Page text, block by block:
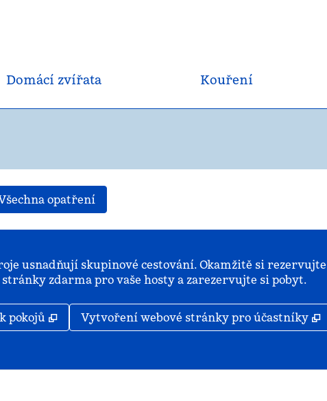
Domácí zvířata Kouření
opatření
usnadňují skupinové cestování. Okamžitě si rezervujte
zdarma pro vaše hosty a zarezervujte si pobyt.
pokojů , Otevře se na nové kartě
Vytvoření webové stránky pro účastníky ,